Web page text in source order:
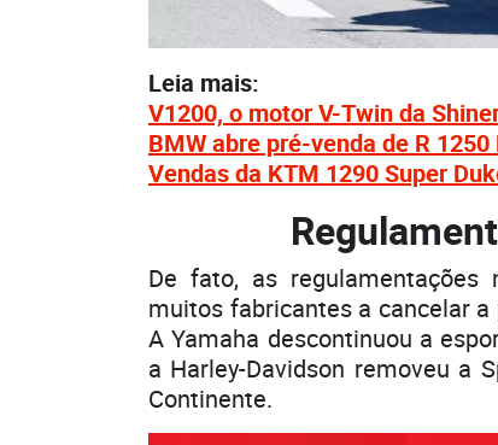
Leia mais:
V1200, o motor V-Twin da
BMW abre pré-venda de R
Vendas da KTM 1290 Super
De fato, as regulamentações
muitos fabricantes a cancelar
A Yamaha descontinuou a
a Harley-Davidson removeu a
Continente.